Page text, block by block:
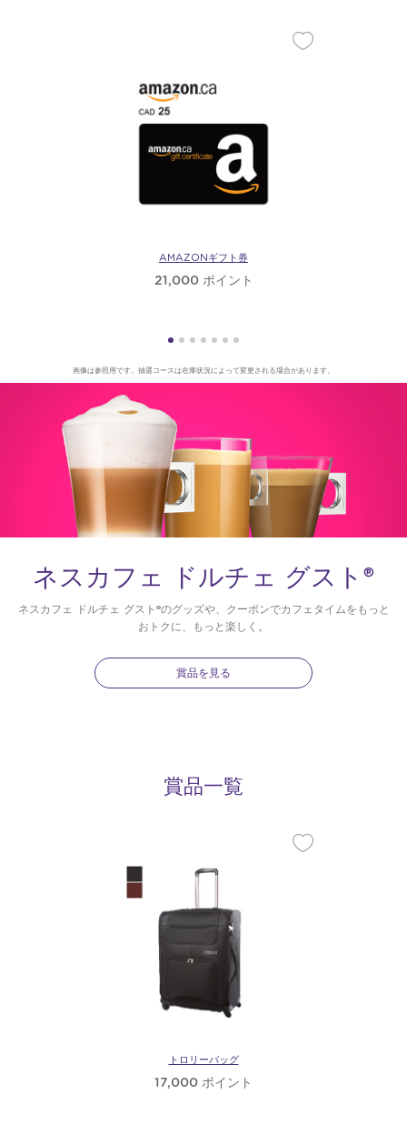
AMAZONギフト券
21,000 ポイント
画像は参照用です。抽選コースは在庫状況によって変更される場合があります。
ネスカフェ ドルチェ グスト®
ネスカフェ ドルチェ グスト®のグッズや、クーポンでカフェタイムをもっと
おトクに、もっと楽しく。
賞品を見る
賞品一覧
トロリーバッグ
17,000 ポイント